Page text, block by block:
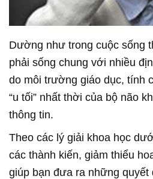
Dường như trong cuộc sống
phải sống chung với nhiều
do môi trường giáo dục, tính
“u tối” nhất thời của bộ não
thông tin.
Theo các lý giải khoa học
các thành kiến, giảm thiểu
giúp bạn đưa ra những quyết